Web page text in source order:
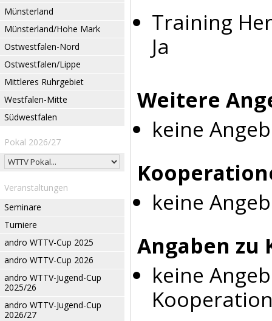
Münsterland
Münsterland/Hohe Mark
Ostwestfalen-Nord
Ostwestfalen/Lippe
Mittleres Ruhrgebiet
Westfalen-Mitte
Südwestfalen
Pokal 2026/27
Veranstaltungen
Seminare
Turniere
andro WTTV-Cup 2025
andro WTTV-Cup 2026
andro WTTV-Jugend-Cup
2025/26
andro WTTV-Jugend-Cup
2026/27
Training
Ja
Weitere
keine
keine
Angaben
keine